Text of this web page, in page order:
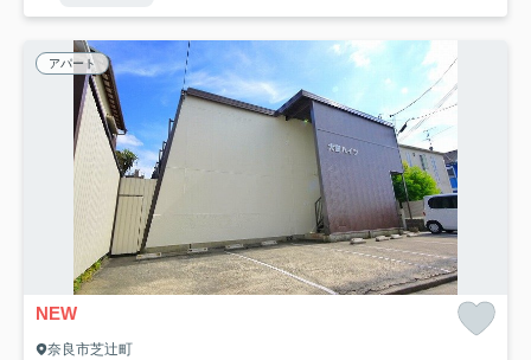
アパート
NEW
奈良市芝辻町